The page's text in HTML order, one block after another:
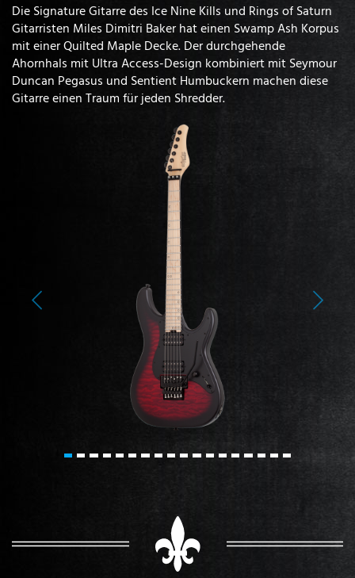
Die Signature Gitarre des Ice Nine Kills und Rings of Saturn
Gitarristen Miles Dimitri Baker hat einen Swamp Ash Korpus
mit einer Quilted Maple Decke. Der durchgehende
Ahornhals mit Ultra Access-Design kombiniert mit Seymour
Duncan Pegasus und Sentient Humbuckern machen diese
Gitarre einen Traum für jeden Shredder.
Previous Next